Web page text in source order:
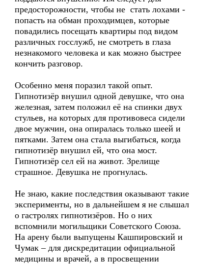
предосторожности, чтобы не стать лохами -
попасть на обман проходимцев, которые
повадились посещать квартиры под видом
различных госслужб, не смотреть в глаза
незнакомого человека и как можно быстрее
кончить разговор.
Особенно меня поразил такой опыт.
Гипнотизёр внушил одной девушке, что она
железная, затем положил её на спинки двух
стульев, на которых для противовеса сидели
двое мужчин, она опиралась только шеей и
пятками. Затем она стала выгибаться, когда
гипнотизёр внушил ей, что она мост.
Гипнотизёр сел ей на живот. Зрелище
страшное. Девушка не прогнулась.
Не знаю, какие последствия оказывают такие
эксперименты, но в дальнейшем я не слышал
о гастролях гипнотизёров. Но о них
вспомнили могильщики Советского Союза.
На арену были выпущены Кашпировский и
Чумак – для дискредитации официальной
медицины и врачей, а в просвещении